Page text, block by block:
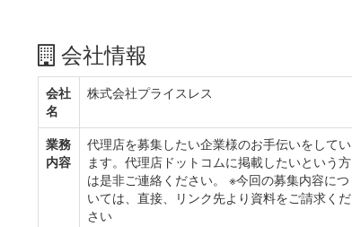
会社情報
会社
名
株式会社プライスレス
業務
内容
代理店を募集したい企業様のお手伝いをしてい
ます。代理店ドットコムに掲載したいという方
は是非ご連絡ください。 ※今回の募集内容につ
いては、直接、リンク先より資料をご請求くだ
さい